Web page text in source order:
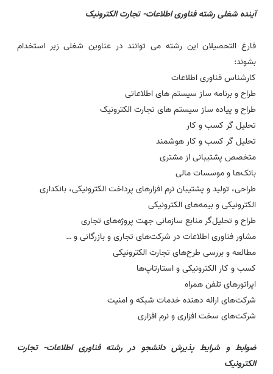
آینده شغلی رشتهفناوری اطلاعات- تجارت الکترونیک
فارغ التحصیلان این رشته می توانند در عناوین شغلی زیر استخدام
بشوند:
کارشناس فناوری اطلاعات
طراح و برنامه ساز سیستم های اطلاعاتی
طراح و پیاده ساز سیستم های تجارت الکترونیک
تحلیل گر کسب و کار
تحلیل گر کسب و کار هوشمند
متخصص پشتیبانی از مشتری
بانک‌ها و موسسات مالی
طراحی، تولید و پشتیبان نرم افزارهای پرداخت الکترونیکی، بانکداری
الکترونیکی و بیمه‌های الکترونیکی
طراح و تحلیل‌گر منابع سازمانی جهت پروژه‌های تجاری
مشاور فناوری اطلاعات در شرکت‌های تجاری و بازرگانی و …
مطالعه و بررسی طرح‌های تجارت الکترونیکی
کسب و کار الکترونیکی و استارتاپ‌ها
اپراتورهای تلفن همراه
شرکت‌های ارائه دهنده خدمات شبکه و امنیت
شرکت‌های سخت افزاری و نرم افزاری
ضوابط و شرایط پذیرش دانشجو در رشتهفناوری اطلاعات- تجارت
الکترونیک